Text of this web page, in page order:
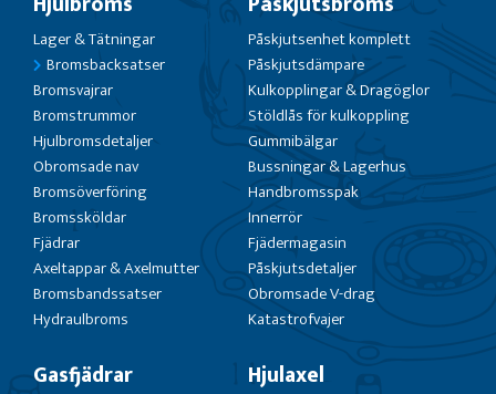
Lager & Tätningar
Bromsbacksatser
Bromsvajrar
Bromstrummor
Hjulbromsdetaljer
Obromsade nav
Bromsöverföring
Bromssköldar
Fjädrar
Axeltappar & Axelmutter
Bromsbandssatser
Hydraulbroms
Påskjutsenhet komplett
Påskjutsdämpare
Kulkopplingar & Dragöglor
Stöldlås för kulkoppling
Gummibälgar
Bussningar & Lagerhus
Handbromsspak
Innerrör
Fjädermagasin
Påskjutsdetaljer
Obromsade V-drag
Katastrofvajer
Gasfjädrar Hjulaxel